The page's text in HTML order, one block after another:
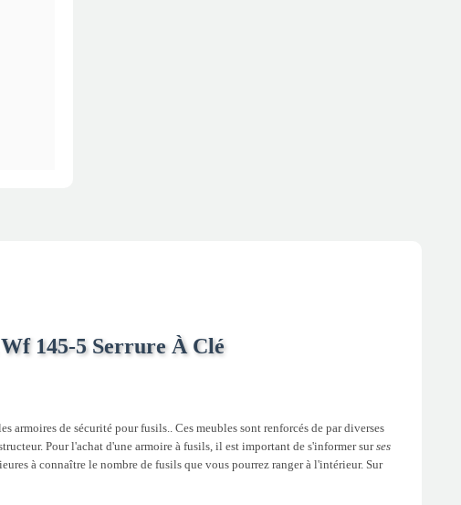
145-5 Serrure À Clé
armoires de sécurité pour fusils.. Ces meubles sont renforcés de par diverses
Pour l'achat d'une armoire à fusils, il est important de s'informer surses
à connaître le nombre de fusils que vous pourrez ranger à l'intérieur. Sur